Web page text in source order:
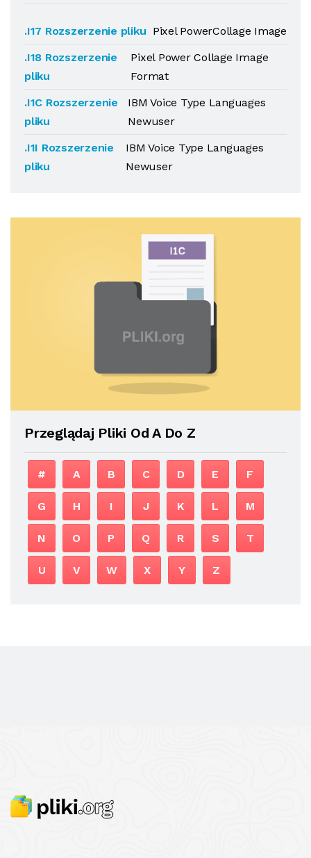
.I17 Rozszerzenie pliku Pixel PowerCollage Image
.I18 Rozszerzenie
pliku
Pixel Power Collage Image
Format
.I1C Rozszerzenie
pliku
IBM Voice Type Languages
Newuser
.I1I Rozszerzenie
pliku
IBM Voice Type Languages
Newuser
Przeglądaj Pliki Od A Do Z
# A B C D E F
G H I J K L M
N O P Q R S T
U V W X Y Z